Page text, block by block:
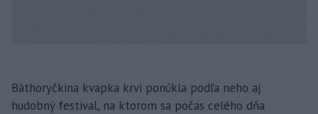
Báthoryčkina kvapka krvi ponúkla podľa neho aj
hudobný festival, na ktorom sa počas celého dňa